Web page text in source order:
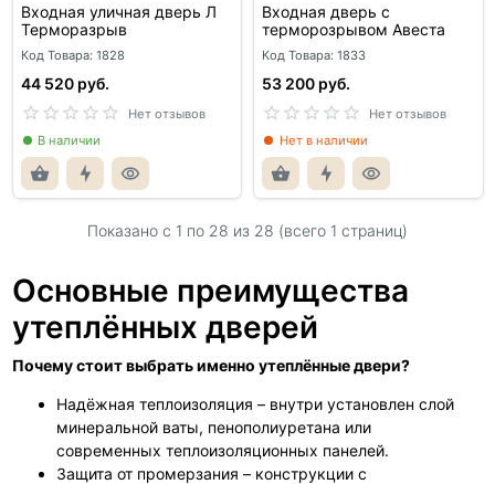
Входная уличная дверь Л
Терморазрыв
Код Товара: 1828
44 520 руб.
Нет отзывов
В наличии
Входная дверь с
терморозрывом Авеста
Код Товара: 1833
53 200 руб.
Нет отзывов
Нет в наличии
Показано с 1 по 28 из 28 (всего 1 страниц)
Основные преимущества
утеплённых дверей
Почему стоит выбрать именно утеплённые двери?
Надёжная теплоизоляция – внутри установлен слой
минеральной ваты, пенополиуретана или
современных теплоизоляционных панелей.
Защита от промерзания – конструкции с